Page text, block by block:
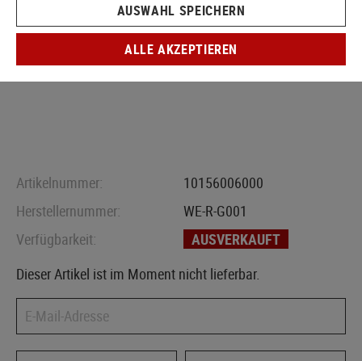
Artikelnummer:
10156006000
Herstellernummer:
WE-R-G001
Verfügbarkeit:
AUSVERKAUFT
Dieser Artikel ist im Moment nicht lieferbar.
AUSWAHL SPEICHERN
ALLE AKZEPTIEREN